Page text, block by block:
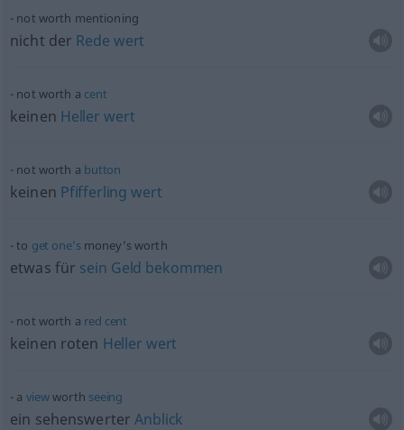
not worth mentioning
nicht der Rede wert
not worth a cent
keinen Heller wert
not worth a button
keinen Pfifferling wert
to get one’smoney’s worth
etwas für sein Geld bekommen
not worth a red cent
keinen roten Heller wert
a viewworth seeing
ein sehenswerterAnblick